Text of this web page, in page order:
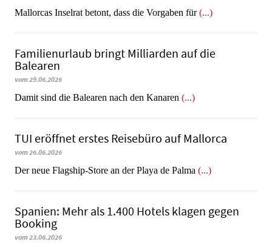
Mallorcas Inselrat betont, dass die Vorgaben für(...)
Familienurlaub bringt Milliarden auf die
Balearen
vom 29.06.2026
​​​​​​​Damit sind die Balearen nach den Kanaren (...)
TUI eröffnet erstes Reisebüro auf Mallorca
vom 26.06.2026
Der neue Flagship-Store an der Playa de Palma (...)
Spanien: Mehr als 1.400 Hotels klagen gegen
Booking
vom 23.06.2026